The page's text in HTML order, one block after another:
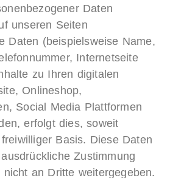
Daten
unseren Seiten
Daten (beispielsweise Name,
Internetseite
zu Ihren digitalen
Onlineshop,
Social Media Plattformen
erfolgt dies, soweit
Basis. Diese Daten
Zustimmung
an Dritte weitergegeben.